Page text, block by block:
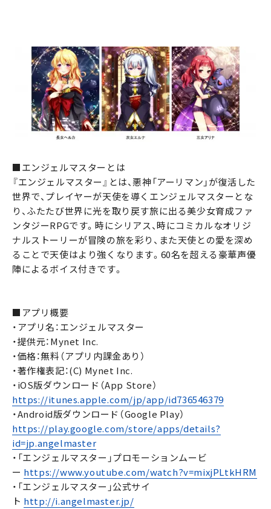
■エンジェルマスターとは
『エンジェルマスター』とは、悪神「アーリマン」が復活した
世界で、プレイヤーが天使を導くエンジェルマスターとな
り、ふたたび世界に光を取り戻す旅に出る美少女育成ファ
ンタジーRPGです。時にシリアス、時にコミカルなオリジ
ナルストーリーが冒険の旅を彩り、また天使との愛を深め
ることで天使はより強くなります。60名を超える豪華声優
陣によるボイス付きです。
■アプリ概要
・アプリ名：エンジェルマスター
・提供元：Mynet Inc.
・価格：無料（アプリ内課金あり）
・著作権表記：(C) Mynet Inc.
・iOS版ダウンロード（App Store）
https://itunes.apple.com/jp/app/id736546379
・Android版ダウンロード（Google Play）
https://play.google.com/store/apps/details?
id=jp.angelmaster
・「エンジェルマスター」プロモーションムービ
ー https://www.youtube.com/watch?v=mixjPLtkHRM
・「エンジェルマスター」公式サイ
ト http://i.angelmaster.jp/